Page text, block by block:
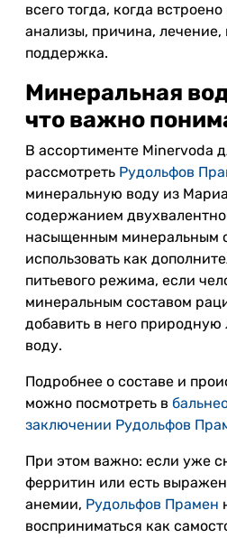
всего тогда, когда
анализы, причина, лечение,
поддержка.
Минеральная
что важно
В ассортименте Minervoda
рассмотреть Рудольфов
минеральную воду из
содержанием
насыщенным минеральным
использовать как
питьевого режима, если
минеральным составом
добавить в него
воду.
Подробнее о составе и
можно посмотреть в
заключении Рудольфов
При этом важно: если уже
ферритин или есть
анемии, Рудольфов Прамен
восприниматься как